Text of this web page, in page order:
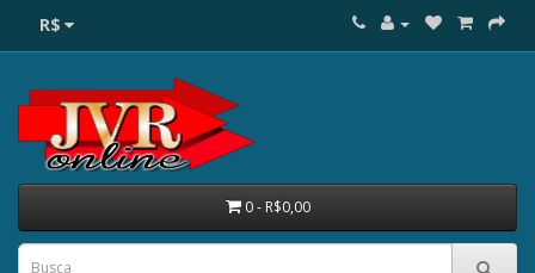
R$
0 - R$0,00